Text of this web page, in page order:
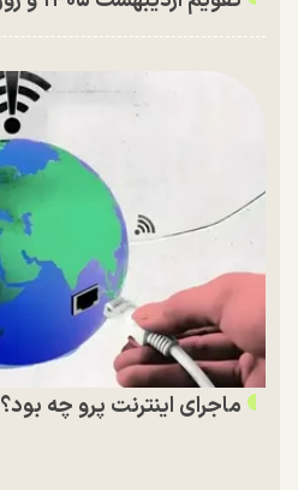
ماجرای اینترنت پرو چه بود؟